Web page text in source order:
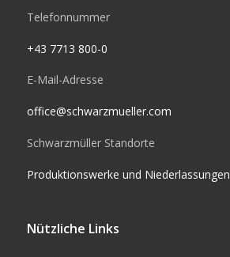
Telefonnummer
+43 7713 800-0
E-Mail-Adresse
office@schwarzmueller.com
Schwarzmüller Standorte
Produktionswerke und Niederlassungen
Nützliche Links